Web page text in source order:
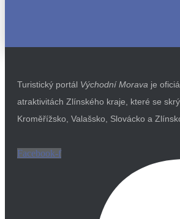
Turistický portál Východní Morava je
atraktivitách Zlínského kraje, které se
Kroměřížsko, Valašsko, Slovácko a
Facebook-f